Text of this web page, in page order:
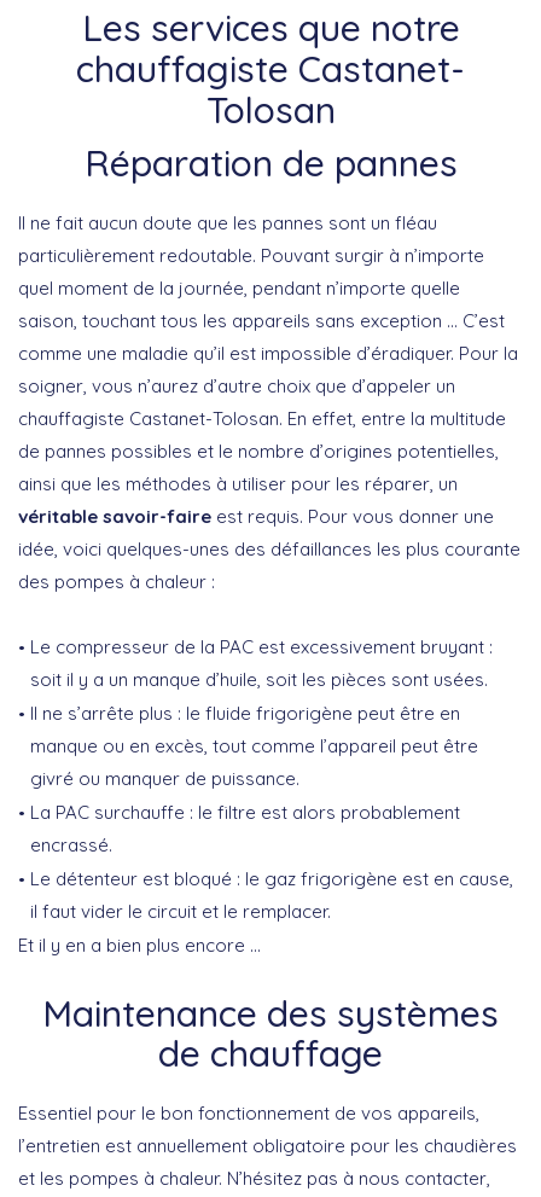
Les services que notre
chauffagiste Castanet-
Tolosan
Réparation de pannes
Il ne fait aucun doute que les pannes sont un fléau
particulièrement redoutable. Pouvant surgir à n’importe
quel moment de la journée, pendant n’importe quelle
saison, touchant tous les appareils sans exception … C’est
comme une maladie qu’il est impossible d’éradiquer. Pour la
soigner, vous n’aurez d’autre choix que d’appeler un
chauffagiste Castanet-Tolosan. En effet, entre la multitude
de pannes possibles et le nombre d’origines potentielles,
ainsi que les méthodes à utiliser pour les réparer, un
véritable savoir-faire est requis. Pour vous donner une
idée, voici quelques-unes des défaillances les plus courante
des pompes à chaleur :
Le compresseur de la PAC est excessivement bruyant :
soit il y a un manque d’huile, soit les pièces sont usées.
Il ne s’arrête plus : le fluide frigorigène peut être en
manque ou en excès, tout comme l’appareil peut être
givré ou manquer de puissance.
La PAC surchauffe : le filtre est alors probablement
encrassé.
Le détenteur est bloqué : le gaz frigorigène est en cause,
il faut vider le circuit et le remplacer.
Et il y en a bien plus encore …
Maintenance des systèmes
de chauffage
Essentiel pour le bon fonctionnement de vos appareils,
l’entretien est annuellement obligatoire pour les chaudières
et les pompes à chaleur. N’hésitez pas à nous contacter,